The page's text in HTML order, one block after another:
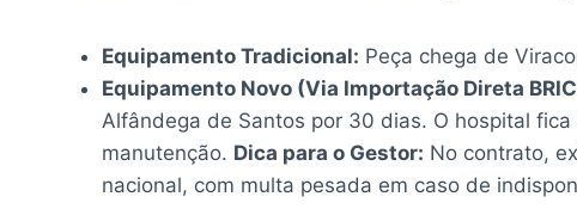
Equipamento Tradicional: Peça chega de
Equipamento Novo (Via Importação Direta
Alfândega de Santos por 30 dias. O hospital
manutenção. Dica para o Gestor: No contrato,
nacional, com multa pesada em caso de